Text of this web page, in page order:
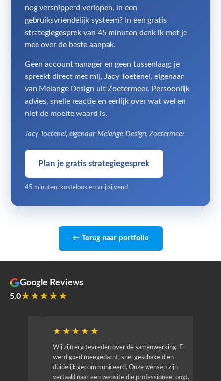
nog versnipperd verlopen, in een
gebruiksvriendelijk systeem? In een gratis
strategiegesprek van 45 minuten denk ik met je
mee over de beste aanpak.
Geen accountmanager en geen tussenlaag: je
spreekt direct met mij, Jacy Toetenel, eigenaar
van Melange Design uit Zoetermeer. Persoonlijk
advies, snelle reactie en eerlijk over wat wel en
niet de moeite waard is.
Jacy Toetenel, eigenaar Melange Design, Zoetermeer
Plan je gratis strategiegesprek
45 minuten, kosteloos en vrijblijvend
← Terug naar portfolio
Google Reviews
5.0★★★★★
★★★★★
Wij zijn erg tevreden over de samenwerking. Er
werd goed meegedacht, snel geschakeld en
duidelijk gecommuniceerd. Onze wensen zijn
vertaald naar een website die professioneel oogt,